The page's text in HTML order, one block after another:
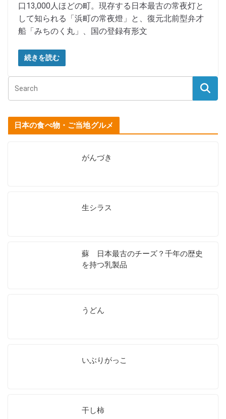
口13,000人ほどの町。現存する日本最古の常夜灯と
して知られる「浜町の常夜燈」と、復元北前型弁才
船「みちのく丸」、国の登録有形文
続きを読む
日本の食べ物・ご当地グルメ
がんづき
生シラス
蘇 日本最古のチーズ？千年の歴史
を持つ乳製品
うどん
いぶりがっこ
干し柿